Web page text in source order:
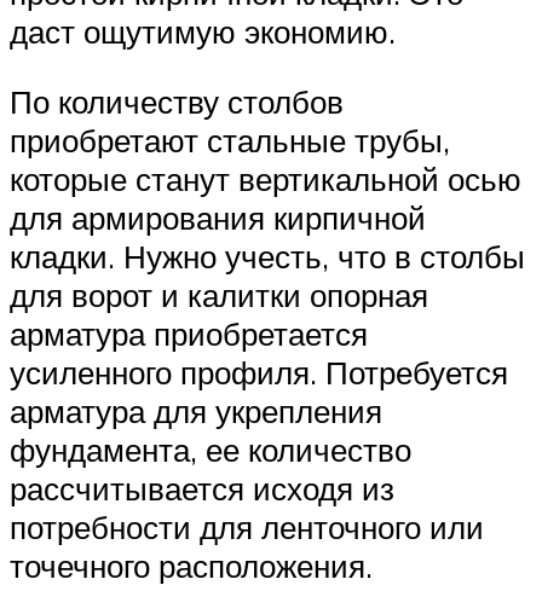
даст ощутимую экономию.
По количеству столбов
приобретают стальные трубы,
которые станут вертикальной осью
для армирования кирпичной
кладки. Нужно учесть, что в столбы
для ворот и калитки опорная
арматура приобретается
усиленного профиля. Потребуется
арматура для укрепления
фундамента, ее количество
рассчитывается исходя из
потребности для ленточного или
точечного расположения.